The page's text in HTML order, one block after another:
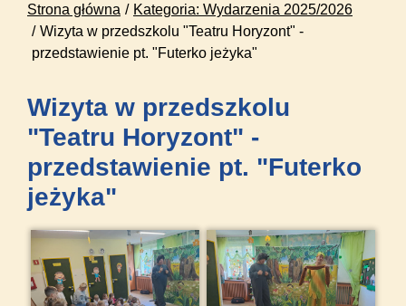
Strona główna
Kategoria: Wydarzenia 2025/2026
Wizyta w przedszkolu "Teatru Horyzont" -
przedstawienie pt. "Futerko jeżyka"
Wizyta w przedszkolu
"Teatru Horyzont" -
przedstawienie pt. "Futerko
jeżyka"